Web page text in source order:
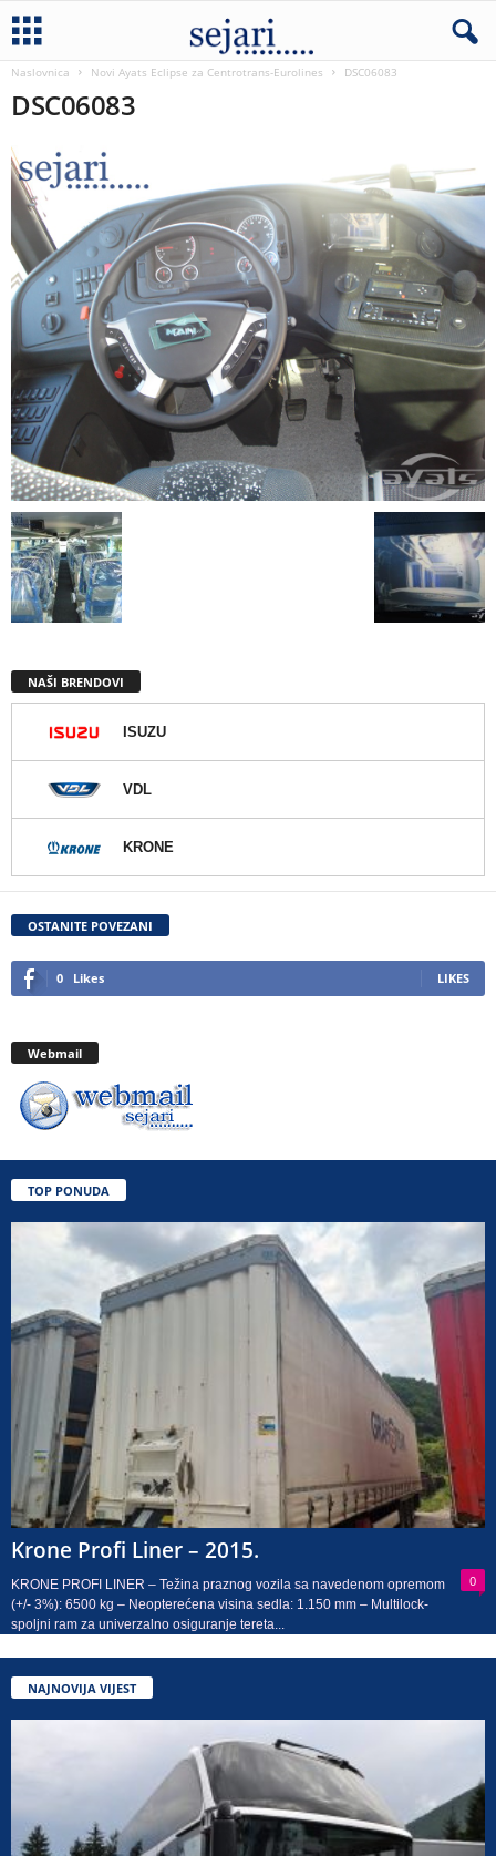
Naslovnica Novi Ayats Eclipse za Centrotrans-Eurolines DSC06083
DSC06083
NAŠI BRENDOVI
ISUZU
VDL
KRONE
OSTANITE POVEZANI
0 Likes LIKES
Webmail
TOP PONUDA
Krone Profi Liner – 2015.
0
KRONE PROFI LINER – Težina praznog vozila sa navedenom opremom
(+/- 3%): 6500 kg – Neopterećena visina sedla: 1.150 mm – Multilock-
spoljni ram za univerzalno osiguranje tereta...
NAJNOVIJA VIJEST